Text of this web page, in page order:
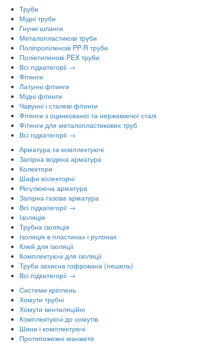
Труби
Мідні труби
Гнучкі шланги
Металопластикові труби
Поліпропіленові PP-R труби
Поліетиленові PEX труби
Всі підкатегорії →
Фітинги
Латунні фітинги
Мідні фітинги
Чавунні і сталеві фітинги
Фітинги з оцинкованої та нержавіючої сталі
Фітинги для металопластикових труб
Всі підкатегорії →
Арматура та комплектуючі
Запірна водяна арматура
Колектори
Шафи колекторні
Регулююча арматура
Запірна газова арматура
Всі підкатегорії →
Ізоляція
Трубна ізоляція
Ізоляція в пластинах і рулонах
Клей для ізоляції
Комплектуючі для ізоляції
Труба захисна гофрована (пешель)
Всі підкатегорії →
Системи кріплень
Хомути трубні
Хомути вентиляційні
Комплектуючі до хомутів
Шини і комплектуючі
Протипожежні манжети